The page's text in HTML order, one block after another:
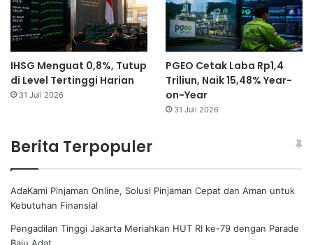
IHSG Menguat 0,8%, Tutup
di Level Tertinggi Harian
31 Juli 2026
PGEO Cetak Laba Rp1,4
Triliun, Naik 15,48% Year-
on-Year
31 Juli 2026
Berita Terpopuler
AdaKami Pinjaman Online, Solusi Pinjaman Cepat dan Aman untuk
Kebutuhan Finansial
Pengadilan Tinggi Jakarta Meriahkan HUT RI ke-79 dengan Parade